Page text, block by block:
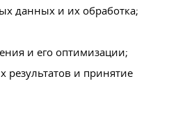
данных и их обработка;
и его оптимизации;
результатов и принятие